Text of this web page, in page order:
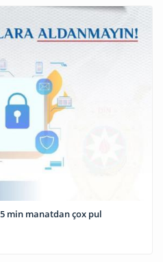
min manatdan çox pul